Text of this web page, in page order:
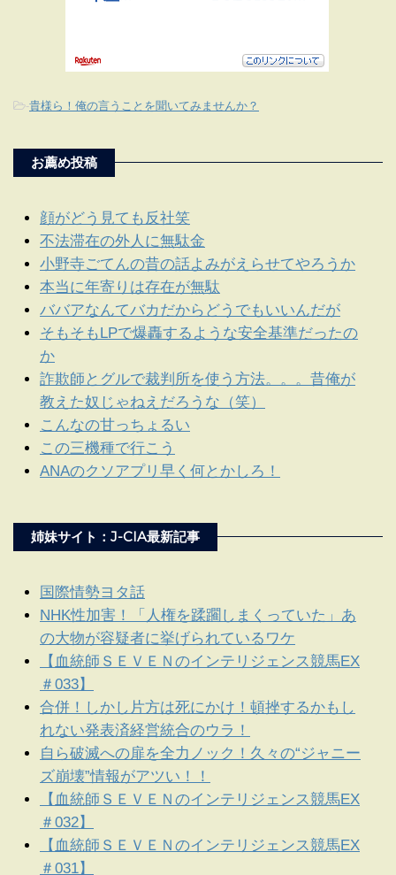
-貴様ら！俺の言うことを聞いてみませんか？
お薦め投稿
顔がどう見ても反社笑
不法滞在の外人に無駄金
小野寺ごてんの昔の話よみがえらせてやろうか
本当に年寄りは存在が無駄
ババアなんてバカだからどうでもいいんだが
そもそもLPで爆轟するような安全基準だったの
か
詐欺師とグルで裁判所を使う方法。。。昔俺が
教えた奴じゃねえだろうな（笑）
こんなの甘っちょるい
この三機種で行こう
ANAのクソアプリ早く何とかしろ！
姉妹サイト：J-CIA最新記事
国際情勢ヨタ話
NHK性加害！「人権を蹂躙しまくっていた」あ
の大物が容疑者に挙げられているワケ
【血統師ＳＥＶＥＮのインテリジェンス競馬EX
＃033】
合併！しかし片方は死にかけ！頓挫するかもし
れない発表済経営統合のウラ！
自ら破滅への扉を全力ノック！久々の“ジャニー
ズ崩壊”情報がアツい！！
【血統師ＳＥＶＥＮのインテリジェンス競馬EX
＃032】
【血統師ＳＥＶＥＮのインテリジェンス競馬EX
＃031】